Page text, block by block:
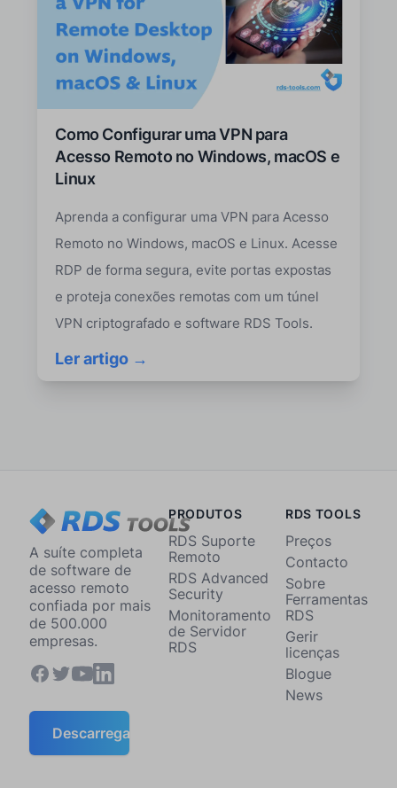
Como Configurar uma VPN para
Acesso Remoto no Windows, macOS e
Linux
Aprenda a configurar uma VPN para Acesso
Remoto no Windows, macOS e Linux. Acesse
RDP de forma segura, evite portas expostas
e proteja conexões remotas com um túnel
VPN criptografado e software RDS Tools.
Ler artigo →
A suíte completa
de software de
acesso remoto
confiada por mais
de 500.000
empresas.
Descarregar
PRODUTOS
RDS Suporte
Remoto
RDS Advanced
Security
Monitoramento
de Servidor
RDS
RDS TOOLS
Preços
Contacto
Sobre
Ferramentas
RDS
Gerir
licenças
Blogue
News